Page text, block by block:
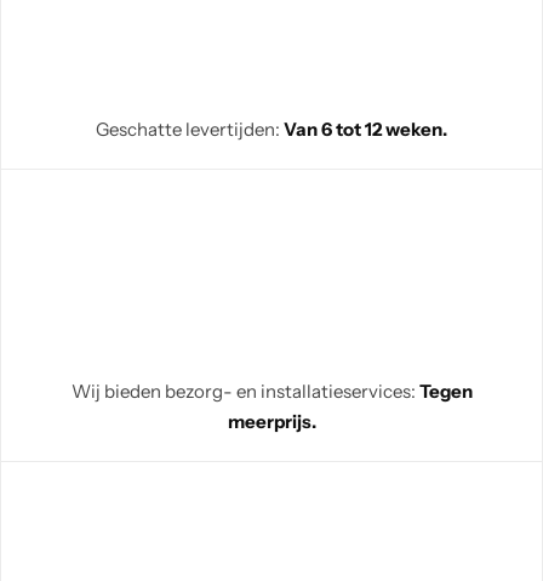
Geschatte levertijden: Van 6 tot 12 weken.
Wij bieden bezorg- en installatieservices: Tegen
meerprijs.